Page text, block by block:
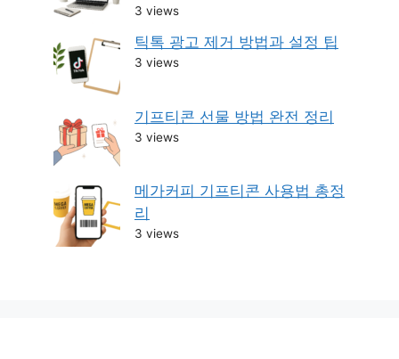
3 views
틱톡 광고 제거 방법과 설정 팁
3 views
기프티콘 선물 방법 완전 정리
3 views
메가커피 기프티콘 사용법 총정
리
3 views